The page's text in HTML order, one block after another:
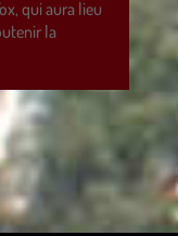
qui aura lieu
la